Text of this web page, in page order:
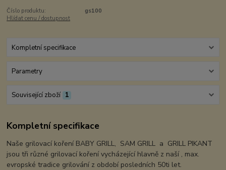
Číslo produktu:
gs100
Hlídat cenu / dostupnost
Kompletní specifikace
Parametry
Související zboží 1
Kompletní specifikace
Naše grilovací koření BABY GRILL, SAM GRILL a GRILL PIKANT
jsou tři různé grilovací koření vycházející hlavně z naší , max.
evropské tradice grilování z období posledních 50ti let.